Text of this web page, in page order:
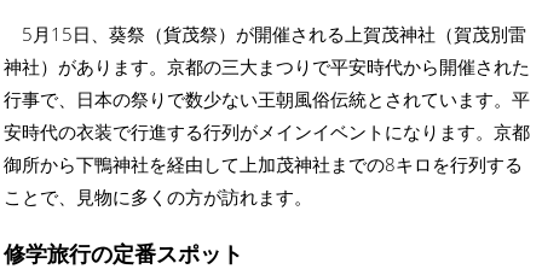
5月15日、葵祭（貨茂祭）が開催される上賀茂神社（賀茂別雷
神社）があります。京都の三大まつりで平安時代から開催された
行事で、日本の祭りで数少ない王朝風俗伝統とされています。平
安時代の衣装で行進する行列がメインイベントになります。京都
御所から下鴨神社を経由して上加茂神社までの8キロを行列する
ことで、見物に多くの方が訪れます。
修学旅行の定番スポット